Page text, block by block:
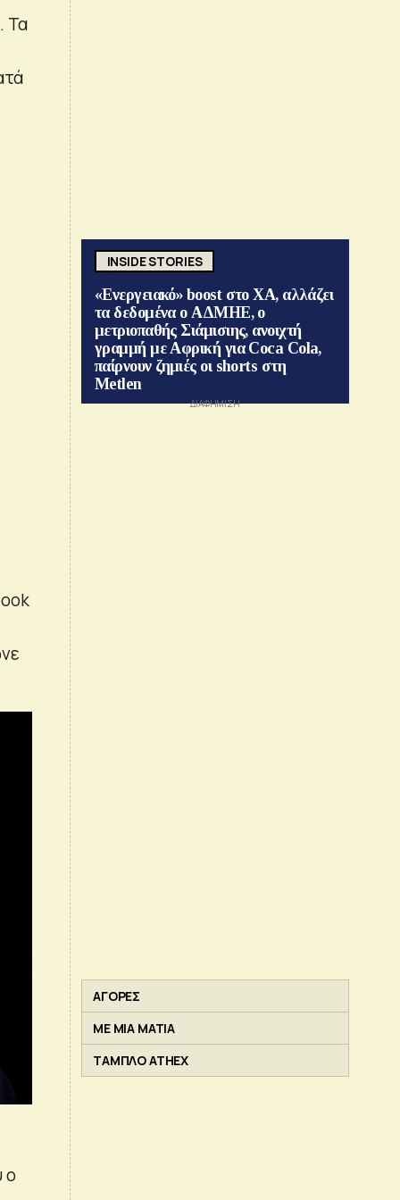
Τα
ο
INSIDE STORIES
«Ενεργειακό» boost στο ΧΑ, αλλάζει
τα δεδομένα ο ΑΔΜΗΕ, ο
μετριοπαθής Σιάμισιης, ανοιχτή
γραμμή με Αφρική για Coca Cola,
παίρνουν ζημιές οι shorts στη
Metlen
ΑΓΟΡΕΣ
ΜΕ ΜΙΑ ΜΑΤΙΑ
ΤΑΜΠΛΟ ATHEX